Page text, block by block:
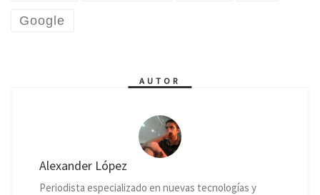
Google
AUTOR
Alexander López
Periodista especializado en nuevas tecnologías y